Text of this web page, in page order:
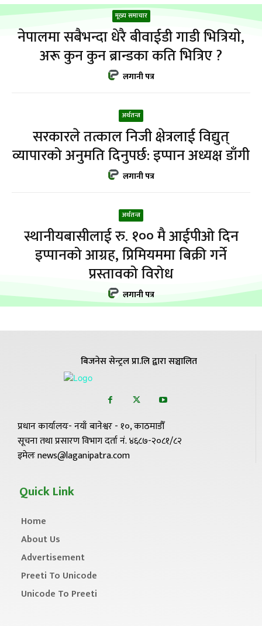
मूख्य समाचार
नेपालमा सबैभन्दा धेरै बीवाईडी गाडी भित्रियाे,
अरू कुन कुन ब्रान्डका कति भित्रिए ?
लगानी पत्र
अर्थतन्त्र
सरकारले तत्काल निजी क्षेत्रलाई विद्युत्
व्यापारको अनुमति दिनुपर्छ: इप्पान अध्यक्ष डाँगी
लगानी पत्र
अर्थतन्त्र
स्थानीयबासीलाई रु. १०० मै आईपीओ दिन
इप्पानको आग्रह, प्रिमियममा बिक्री गर्ने
प्रस्तावको विरोध
लगानी पत्र
बिजनेस सेन्ट्रल प्रा.लि द्वारा सञ्चालित
प्रधान कार्यालयः- नयाँ बानेश्वर - १०, काठमाडौँ
सूचना तथा प्रसारण विभाग दर्ता नं. ४६८७-२०८१/८२
इमेलः news@laganipatra.com
Quick Link
Home
About Us
Advertisement
Preeti To Unicode
Unicode To Preeti